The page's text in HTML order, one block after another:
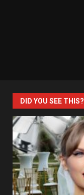
DID YOU SEE THIS?